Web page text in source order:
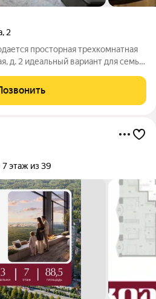
, 2
просторная трехкомнатная
семьи,
жилую зону (54,7 кв.м.),
7 этаж из 39